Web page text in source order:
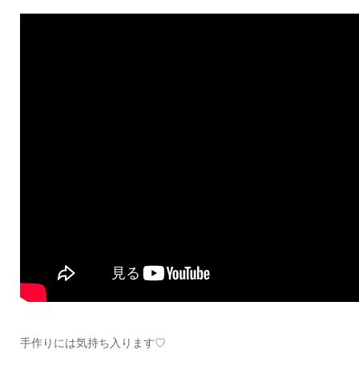
手作りには気持ち入ります♡